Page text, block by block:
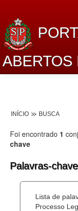
ABERTOS
Lei de Acesso à
Dados
Planejamento
Catálogo de dados
INÍCIO BUSCA
Foi encontrado 1
chave
Palavras-
Lista de
Processo